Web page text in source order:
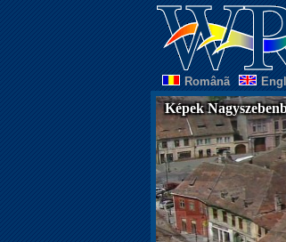
Românã
Képek